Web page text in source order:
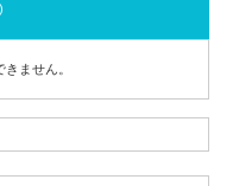
ません。